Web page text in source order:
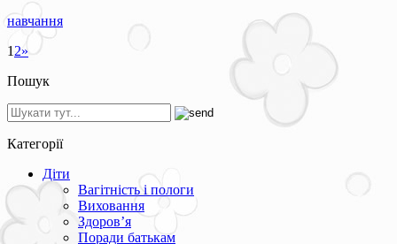
навчання
12»
Пошук
Категорії
Діти
Вагітність і пологи
Виховання
Здоров’я
Поради батькам